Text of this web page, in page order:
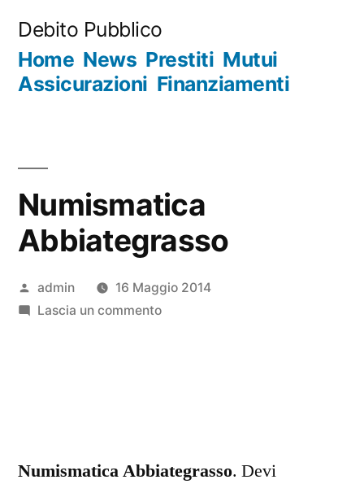
contenuto
Debito Pubblico
Home News Prestiti Mutui
Assicurazioni Finanziamenti
Numismatica
Abbiategrasso
Pubblicato
da
admin
16 Maggio 2014
Lascia un commentosu
Numismatica Abbiategrasso. Devi